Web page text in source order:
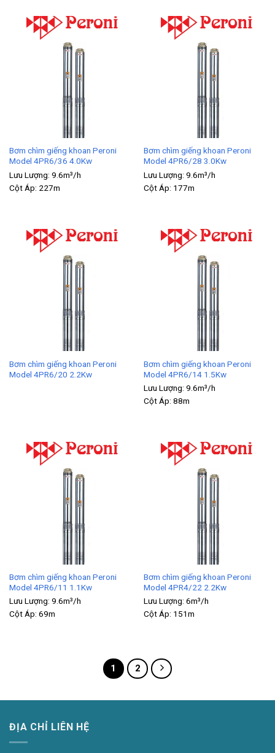
Bơm chìm giếng khoan Peroni
Model 4PR6/36 4.0Kw
Lưu Lượng: 9.6m³/h
Cột Áp: 227m
Bơm chìm giếng khoan Peroni
Model 4PR6/28 3.0Kw
Lưu Lượng: 9.6m³/h
Cột Áp: 177m
Bơm chìm giếng khoan Peroni
Model 4PR6/20 2.2Kw
Bơm chìm giếng khoan Peroni
Model 4PR6/14 1.5Kw
Lưu Lượng: 9.6m³/h
Cột Áp: 88m
Bơm chìm giếng khoan Peroni
Model 4PR6/11 1.1Kw
Lưu Lượng: 9.6m³/h
Cột Áp: 69m
Bơm chìm giếng khoan Peroni
Model 4PR4/22 2.2Kw
Lưu Lượng: 6m³/h
Cột Áp: 151m
1 2
ĐỊA CHỈ LIÊN HỆ